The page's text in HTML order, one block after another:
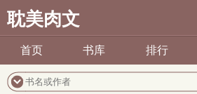
耽美肉文
首页 书库 排行